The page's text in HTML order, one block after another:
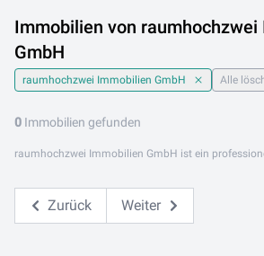
Immobilien von raumhochzwei
GmbH
raumhochzwei Immobilien GmbH Alle
0 Immobilien gefunden
Zurück Weiter